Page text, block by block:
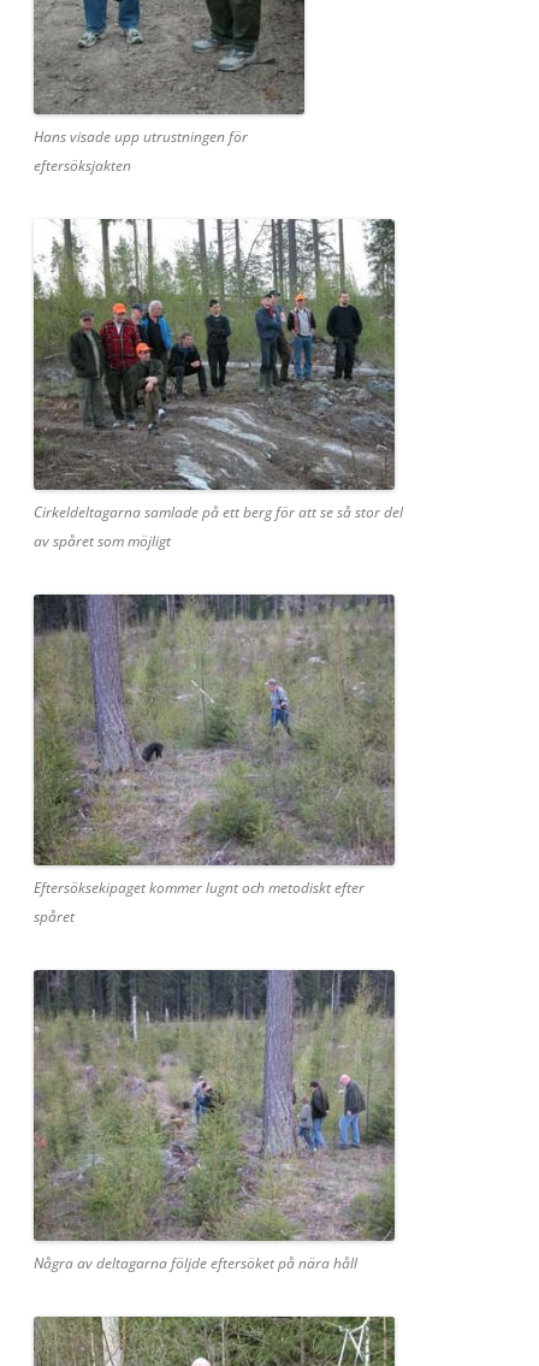
Hans visade upp utrustningen för
eftersöksjakten
Cirkeldeltagarna samlade på ett berg för att se så stor del
av spåret som möjligt
Eftersöksekipaget kommer lugnt och metodiskt efter
spåret
Några av deltagarna följde eftersöket på nära håll